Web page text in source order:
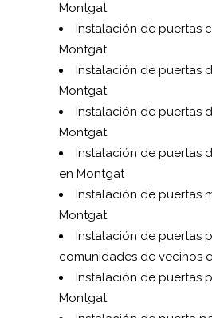
Montgat
Instalación de puertas
Montgat
Instalación de puertas
Montgat
Instalación de puertas
Montgat
Instalación de puertas
en Montgat
Instalación de puertas
Montgat
Instalación de puertas
comunidades de vecinos
Instalación de puertas
Montgat